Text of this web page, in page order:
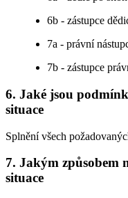
6b - zástupce
7a - právní
7b - zástupce
6. Jaké jsou
situace
Splnění všech
7. Jakým způsobem
situace